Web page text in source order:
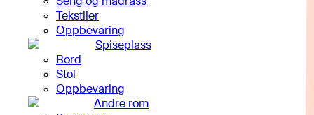
Tekstiler
Oppbevaring
Spiseplass
Bord
Stol
Oppbevaring
Andre rom